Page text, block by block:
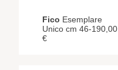
Fico Esemplare
Unico cm 46-190,00
€